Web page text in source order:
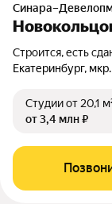
Строится, есть
Екатеринбург,
Студииот 20,1
от 3,4 млн ₽